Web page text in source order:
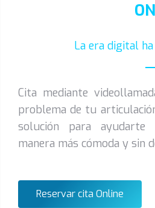
La era digital
Cita mediante
problema de tu
solución para ayudarte
manera más cómoda y sin
Reservar cita Online